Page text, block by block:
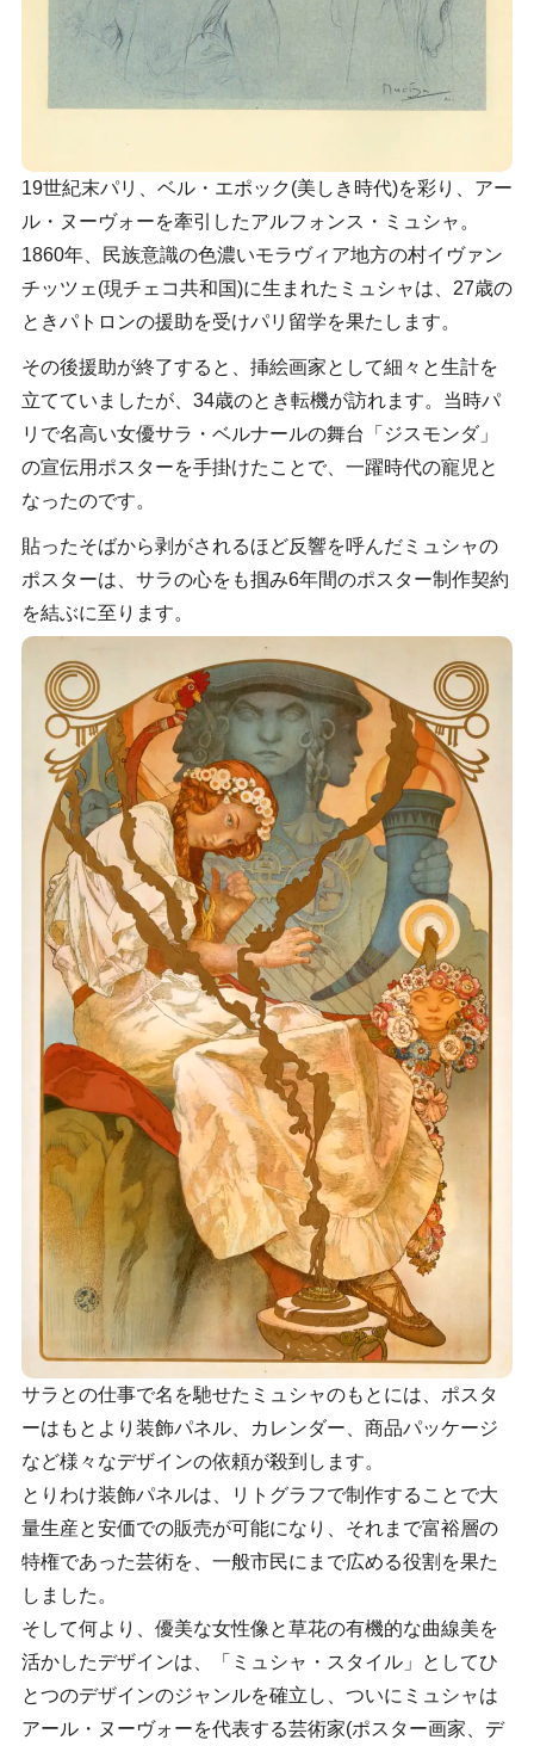
19世紀末パリ、ベル・エポック(美しき時代)を彩り、アー
ル・ヌーヴォーを牽引したアルフォンス・ミュシャ。
1860年、民族意識の色濃いモラヴィア地方の村イヴァン
チッツェ(現チェコ共和国)に生まれたミュシャは、27歳の
ときパトロンの援助を受けパリ留学を果たします。
その後援助が終了すると、挿絵画家として細々と生計を
立てていましたが、34歳のとき転機が訪れます。当時パ
リで名高い女優サラ・ベルナールの舞台「ジスモンダ」
の宣伝用ポスターを手掛けたことで、一躍時代の寵児と
なったのです。
貼ったそばから剥がされるほど反響を呼んだミュシャの
ポスターは、サラの心をも掴み6年間のポスター制作契約
を結ぶに至ります。
サラとの仕事で名を馳せたミュシャのもとには、ポスタ
ーはもとより装飾パネル、カレンダー、商品パッケージ
など様々なデザインの依頼が殺到します。
とりわけ装飾パネルは、リトグラフで制作することで大
量生産と安価での販売が可能になり、それまで富裕層の
特権であった芸術を、一般市民にまで広める役割を果た
しました。
そして何より、優美な女性像と草花の有機的な曲線美を
活かしたデザインは、「ミュシャ・スタイル」としてひ
とつのデザインのジャンルを確立し、ついにミュシャは
アール・ヌーヴォーを代表する芸術家(ポスター画家、デ